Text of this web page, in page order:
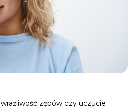
zębów czy uczucie